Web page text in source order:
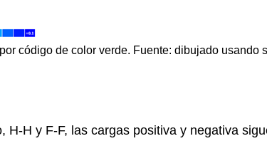
código de color verde. Fuente: dibujado usando
H y F-F, las cargas positiva y negativa